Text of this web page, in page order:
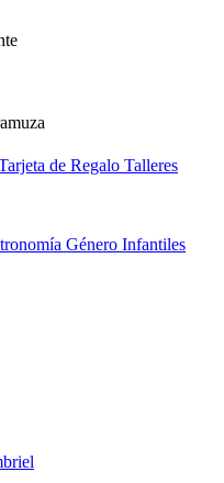
de Regalo Talleres
Género Infantiles